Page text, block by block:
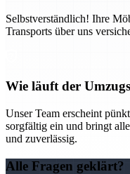
Selbstverständlich! Ihre
Transports über uns
Wie läuft der
Unser Team erscheint
sorgfältig ein und bringt
und zuverlässig.
Alle Fragen geklärt?